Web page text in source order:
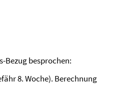
Bezug besprochen:
8. Woche). Berechnung